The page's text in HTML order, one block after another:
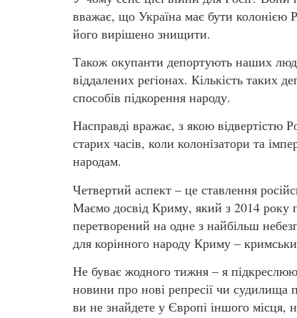
вважає, що Україна має бути колонією
його вирішено знищити.
Також окупанти депортують наших
віддалених регіонах. Кількість таких
способів підкорення народу.
Насправді вражає, з якою відвертістю
старих часів, коли колонізатори та
народам.
Четвертий аспект – це ставлення
Маємо досвід Криму, який з 2014 року
перетворений на одне з найбільш
для корінного народу Криму –
Не буває жодного тижня – я
новини про нові репресії чи судилища
ви не знайдете у Європі іншого